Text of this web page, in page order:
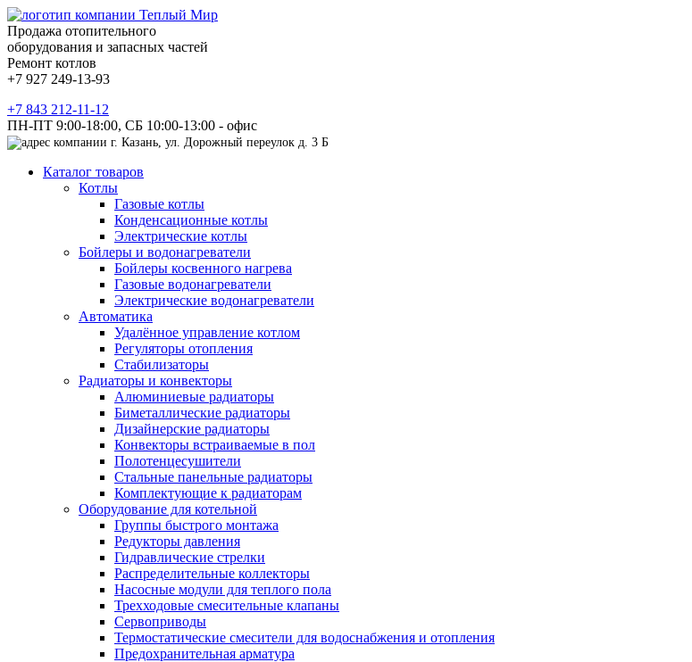
Продажа отопительного
оборудования и запасных частей
Ремонт котлов
+7 927 249-13-93
+7 843 212-11-12
ПН-ПТ 9:00-18:00, СБ 10:00-13:00 - офис
г. Казань, ул. Дорожный переулок д. 3 Б
Каталог товаров
Котлы
Газовые котлы
Конденсационные котлы
Электрические котлы
Бойлеры и водонагреватели
Бойлеры косвенного нагрева
Газовые водонагреватели
Электрические водонагреватели
Автоматика
Удалённое управление котлом
Регуляторы отопления
Стабилизаторы
Радиаторы и конвекторы
Алюминиевые радиаторы
Биметаллические радиаторы
Дизайнерские радиаторы
Конвекторы встраиваемые в пол
Полотенцесушители
Стальные панельные радиаторы
Комплектующие к радиаторам
Оборудование для котельной
Группы быстрого монтажа
Редукторы давления
Гидравлические стрелки
Распределительные коллекторы
Насосные модули для теплого пола
Трехходовые смесительные клапаны
Сервоприводы
Термостатические смесители для водоснабжения и отопления
Предохранительная арматура